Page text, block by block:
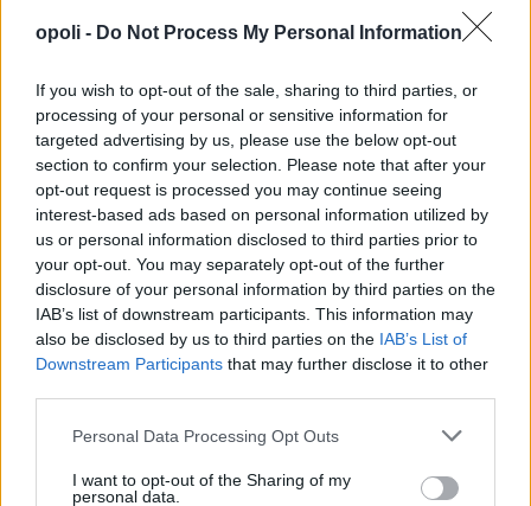
opoli - Do Not Process My Personal Information
If you wish to opt-out of the sale, sharing to third parties, or
processing of your personal or sensitive information for
targeted advertising by us, please use the below opt-out
section to confirm your selection. Please note that after your
opt-out request is processed you may continue seeing
interest-based ads based on personal information utilized by
us or personal information disclosed to third parties prior to
your opt-out. You may separately opt-out of the further
disclosure of your personal information by third parties on the
IAB’s list of downstream participants. This information may
also be disclosed by us to third parties on the IAB’s List of
Downstream Participants that may further disclose it to other
Personal Data Processing Opt Outs
I want to opt-out of the Sharing of my
personal data.
Συνάντηση Μητσοτάκη-Αγγελούδη:Θα έχουμε μια νέα
ΔΕΘ το 2030-Μητροπολιτικό πάρκο το ζητούμενο
Τετάρτη, 5 Αυγούστου 2026 11:37 ΠΜ